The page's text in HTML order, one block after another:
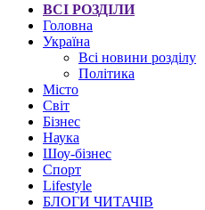
ВСІ РОЗДІЛИ
Головна
Україна
Всі новини розділу
Політика
Місто
Світ
Бізнес
Наука
Шоу-бізнес
Спорт
Lifestyle
БЛОГИ ЧИТАЧІВ